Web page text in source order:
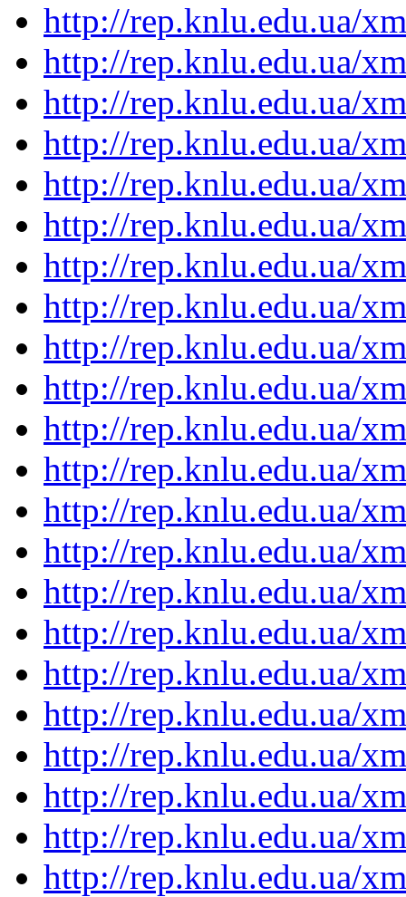
http://rep.knlu.edu.ua/
http://rep.knlu.edu.ua/
http://rep.knlu.edu.ua/
http://rep.knlu.edu.ua/
http://rep.knlu.edu.ua/
http://rep.knlu.edu.ua/
http://rep.knlu.edu.ua/
http://rep.knlu.edu.ua/
http://rep.knlu.edu.ua/
http://rep.knlu.edu.ua/
http://rep.knlu.edu.ua/
http://rep.knlu.edu.ua/
http://rep.knlu.edu.ua/
http://rep.knlu.edu.ua/
http://rep.knlu.edu.ua/
http://rep.knlu.edu.ua/
http://rep.knlu.edu.ua/
http://rep.knlu.edu.ua/
http://rep.knlu.edu.ua/
http://rep.knlu.edu.ua/
http://rep.knlu.edu.ua/
http://rep.knlu.edu.ua/